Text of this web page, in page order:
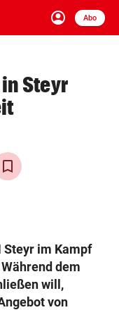
account_circle
Anmelden
Abo
close Schließen
arrow_right
Steyr
Steyr im Kampf
dem
will,
von